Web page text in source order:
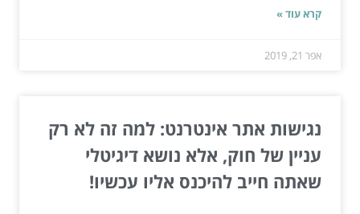
קרא עוד »
אפר 21, 2019
נגישות אתר אינטרנט: למה זה לא רק
עניין של חוק, אלא נושא דיגיטלי
שאתה חייב להיכנס אליו עכשיו!